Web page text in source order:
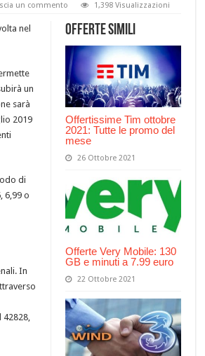
un commento 1,398 Visualizzazioni
Offerte simili
Offertissime Tim ottobre
2021: Tutte le promo del
mese
26 Ottobre 2021
Offerte Very Mobile: 130
GB e minuti a 7.99 euro
22 Ottobre 2021
nel
un
sarà
2019
di
6,99 o
In
42828,